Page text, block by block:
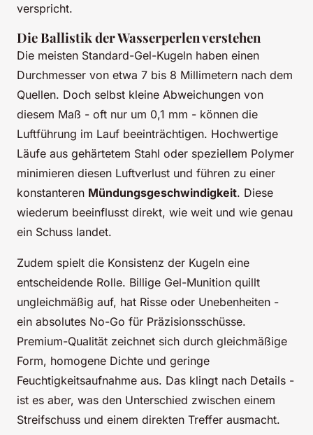
verspricht.
Die Ballistik der Wasserperlen verstehen
Die meisten Standard-Gel-Kugeln haben einen
Durchmesser von etwa 7 bis 8 Millimetern nach dem
Quellen. Doch selbst kleine Abweichungen von
diesem Maß - oft nur um 0,1 mm - können die
Luftführung im Lauf beeinträchtigen. Hochwertige
Läufe aus gehärtetem Stahl oder speziellem Polymer
minimieren diesen Luftverlust und führen zu einer
konstanteren Mündungsgeschwindigkeit. Diese
wiederum beeinflusst direkt, wie weit und wie genau
ein Schuss landet.
Zudem spielt die Konsistenz der Kugeln eine
entscheidende Rolle. Billige Gel-Munition quillt
ungleichmäßig auf, hat Risse oder Unebenheiten -
ein absolutes No-Go für Präzisionsschüsse.
Premium-Qualität zeichnet sich durch gleichmäßige
Form, homogene Dichte und geringe
Feuchtigkeitsaufnahme aus. Das klingt nach Details -
ist es aber, was den Unterschied zwischen einem
Streifschuss und einem direkten Treffer ausmacht.